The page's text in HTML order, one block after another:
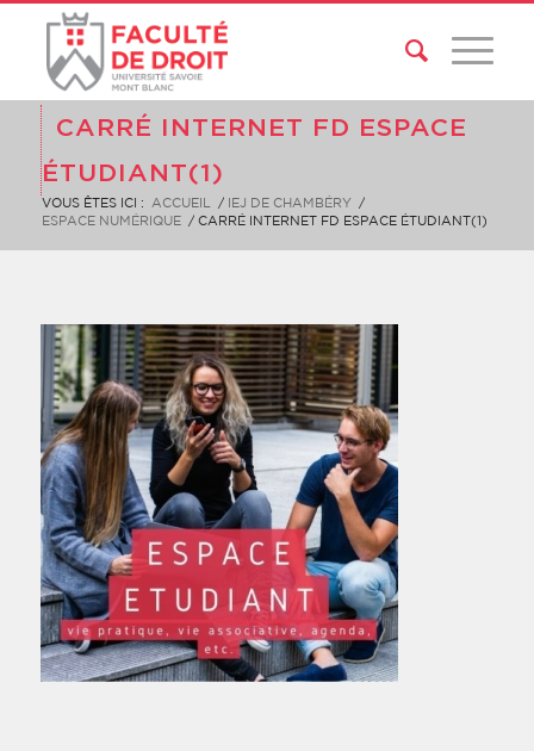
CARRÉ INTERNET FD ESPACE
ÉTUDIANT(1)
VOUS ÊTES ICI : ACCUEIL / IEJ DE CHAMBÉRY
/
ESPACE NUMÉRIQUE
/ CARRÉ INTERNET FD ESPACE ÉTUDIANT(1)